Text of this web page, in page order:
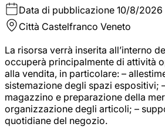
Data di pubblicazione 10/8/2026
Città Castelfranco Veneto
La risorsa verrà inserita all’interno
occuperà principalmente di attività
alla vendita, in particolare: –
sistemazione degli spazi espositivi;
magazzino e preparazione della
organizzazione degli articoli; –
quotidiane del negozio.